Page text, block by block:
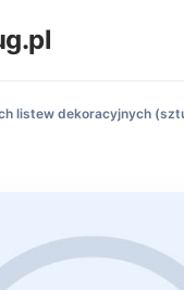
listew dekoracyjnych